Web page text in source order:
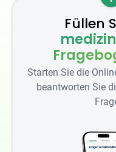
Füllen
Starten Sie die
beantworten Sie